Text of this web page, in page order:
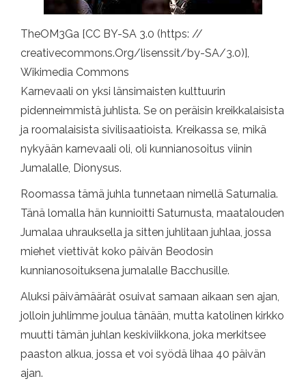
TheOM3Ga [CC BY-SA 3.0 (https: //
creativecommons.Org/lisenssit/by-SA/3.0)],
Wikimedia Commons
Karnevaali on yksi länsimaisten kulttuurin
pidenneimmistä juhlista. Se on peräisin kreikkalaisista
ja roomalaisista sivilisaatioista. Kreikassa se, mikä
nykyään karnevaali oli, oli kunnianosoitus viinin
Jumalalle, Dionysus.
Roomassa tämä juhla tunnetaan nimellä Saturnalia.
Tänä lomalla hän kunnioitti Saturnusta, maatalouden
Jumalaa uhrauksella ja sitten juhlitaan juhlaa, jossa
miehet viettivät koko päivän Beodosin
kunnianosoituksena jumalalle Bacchusille.
Aluksi päivämäärät osuivat samaan aikaan sen ajan,
jolloin juhlimme joulua tänään, mutta katolinen kirkko
muutti tämän juhlan keskiviikkona, joka merkitsee
paaston alkua, jossa et voi syödä lihaa 40 päivän
ajan.